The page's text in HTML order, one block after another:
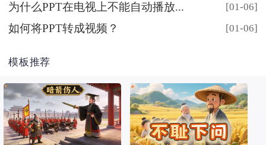
[01-06]
为什么PPT在电视上不能自动播放...
[01-06]
如何将PPT转成视频？
模板推荐